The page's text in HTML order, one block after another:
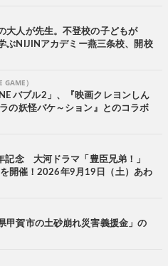
大人が先生。不登校の子どもが
ぶNIJINアカデミー燕三条校、開校
）
バブル2」、『映画クレヨンしん
の妖怪バケ～ション』とのコラボ
記念 大河ドラマ「豊臣兄弟！」
を開催！2026年9月19日（土）あわ
甲賀市の土砂崩れ災害義援金」の